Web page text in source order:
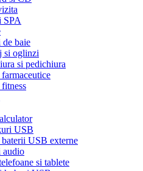
SPA
de baie
si oglinzi
si pedichiura
USB
USB externe
audio
si tablete